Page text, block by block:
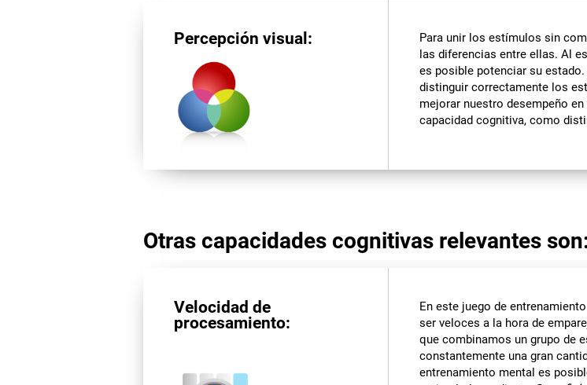
Percepción visual:
Para unir los estímulos sin
las diferencias entre ellas. Al
es posible potenciar su
distinguir correctamente los
mejorar nuestro desempeño
capacidad cognitiva, como
Otras capacidades cognitivas relevantes
Velocidad de
procesamiento:
En este juego de
ser veloces a la hora de
que combinamos un grupo de
constantemente una gran
entrenamiento mental es